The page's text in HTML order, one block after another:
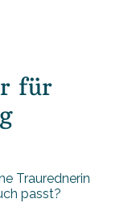
für
Traurednerin
passt?